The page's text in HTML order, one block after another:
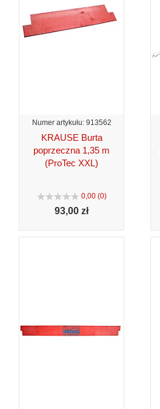
Numer artykułu: 913562
KRAUSE Burta
poprzeczna 1,35 m
(ProTec XXL)
0,00 (0)
93,00 zł